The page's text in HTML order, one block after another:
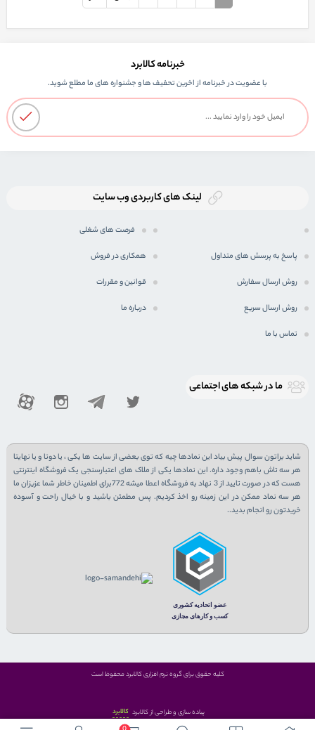
خبرنامه کالابرد
با عضویت در خبرنامه از اخرین تحفیف ها و جشنواره های ما مطلع شوید.
لینک های کاربردی وب سایت
فرصت های شغلی
پاسخ به پرسش های متداول همکاری در فروش
روش ارسال سفارش قوانین و مقررات
روش ارسال سریع درباره ما
تماس با ما
ما در شبكه های اجتماعی
شاید براتون سوال پیش بیاد این نمادها چیه که توی بعضی از سایت ها یکی ، یا دوتا و یا نهایتا
هر سه تاش باهم وجود داره. این نمادها یکی از ملاک های اعتبارسنجی یک فروشگاه اینترنتی
هست که در صورت تایید از 3 نهاد به فروشگاه اعطا میشه 772برای اطمینان خاطر شما عزیزان ما
هر سه نماد ممکن در این زمینه رو اخذ کردیم. پس مطمئن باشید و با خیال راحت و آسوده
خریدتون رو انجام بدید..
کلیه حقوق برای گروه نرم افزاری کالابرد محفوظ است
پیاده سازی و طراحی از کالابرد کالابرد